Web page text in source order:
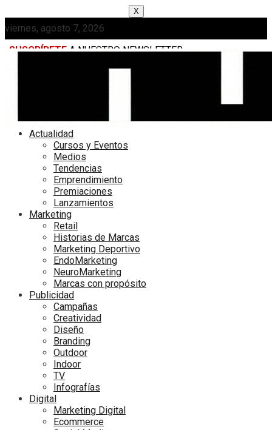
X
viernes, agosto 7, 2026
SUSCRÍBETE A NUESTRO NEWSLETTER
Actualidad
Cursos y Eventos
Medios
Tendencias
Emprendimiento
Premiaciones
Lanzamientos
Marketing
Retail
Historias de Marcas
Marketing Deportivo
EndoMarketing
NeuroMarketing
Marcas con propósito
Publicidad
Campañas
Creatividad
Diseño
Branding
Outdoor
Indoor
TV
Infografías
Digital
Marketing Digital
Ecommerce